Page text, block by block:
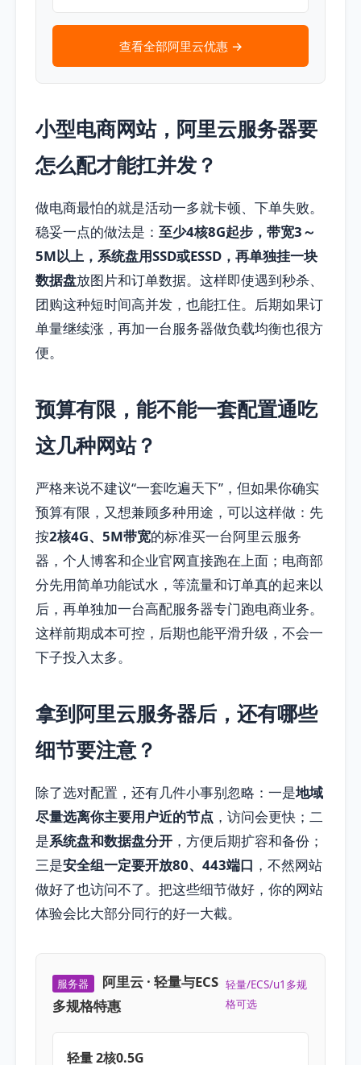
查看全部阿里云优惠 →
小型电商网站，阿里云服务器要
怎么配才能扛并发？
做电商最怕的就是活动一多就卡顿、下单失败。
稳妥一点的做法是： 至少4核8G起步，带宽3～
5M以上，系统盘用SSD或ESSD，再单独挂一块
数据盘放图片和订单数据。这样即使遇到秒杀、
团购这种短时间高并发，也能扛住。后期如果订
单量继续涨，再加一台服务器做负载均衡也很方
便。
预算有限，能不能一套配置通吃
这几种网站？
严格来说不建议“一套吃遍天下”，但如果你确实
预算有限，又想兼顾多种用途，可以这样做：先
按2核4G、5M带宽的标准买一台阿里云服务
器，个人博客和企业官网直接跑在上面；电商部
分先用简单功能试水，等流量和订单真的起来以
后，再单独加一台高配服务器专门跑电商业务。
这样前期成本可控，后期也能平滑升级，不会一
下子投入太多。
拿到阿里云服务器后，还有哪些
细节要注意？
除了选对配置，还有几件小事别忽略：一是地域
尽量选离你主要用户近的节点 ，访问会更快；二
是系统盘和数据盘分开 ，方便后期扩容和备份；
三是安全组一定要开放80、443端口 ，不然网站
做好了也访问不了。把这些细节做好，你的网站
体验会比大部分同行的好一大截。
服务器
阿里云 · 轻量与ECS
多规格特惠
轻量/ECS/u1多规
格可选
轻量 2核0.5G